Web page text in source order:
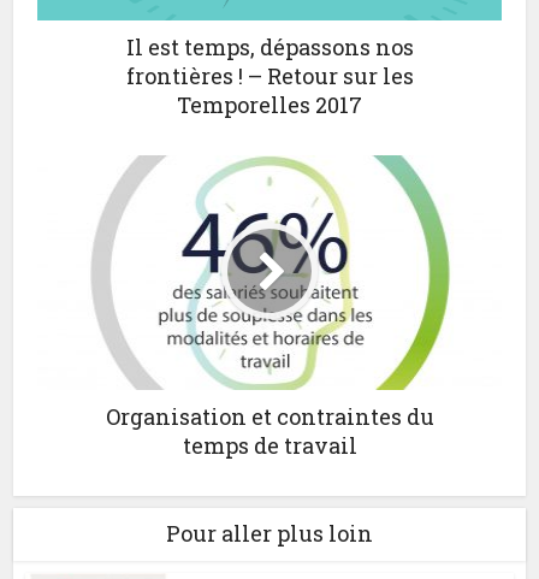
Il est temps, dépassons nos
frontières ! – Retour sur les
Temporelles 2017
Organisation et contraintes du
temps de travail
Pour aller plus loin